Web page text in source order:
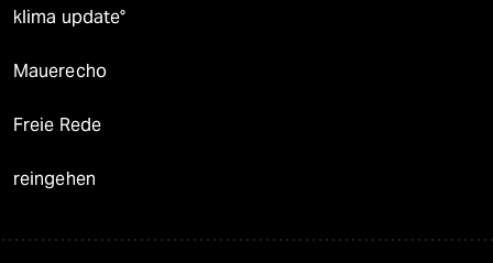
klima update°
Mauerecho
Freie Rede
reingehen